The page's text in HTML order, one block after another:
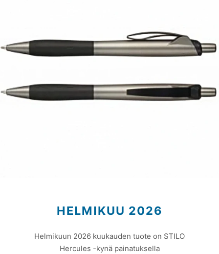
HELMIKUU 2026
Helmikuun 2026 kuukauden tuote on STILO
Hercules -kynä painatuksella